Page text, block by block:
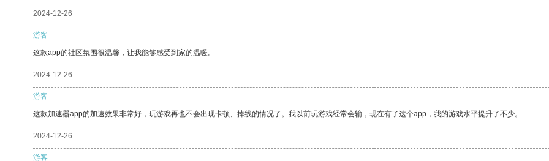
2024-12-26
游客
这款app的社区氛围很温馨，让我能够感受到家的温暖。
2024-12-26
游客
这款加速器app的加速效果非常好，玩游戏再也不会出现卡顿、掉线的情况了。我以前玩游戏经常会输，现在有了这个app，我的游戏水平提升了不少。
2024-12-26
游客